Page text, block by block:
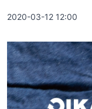
2020-03-12 12:00